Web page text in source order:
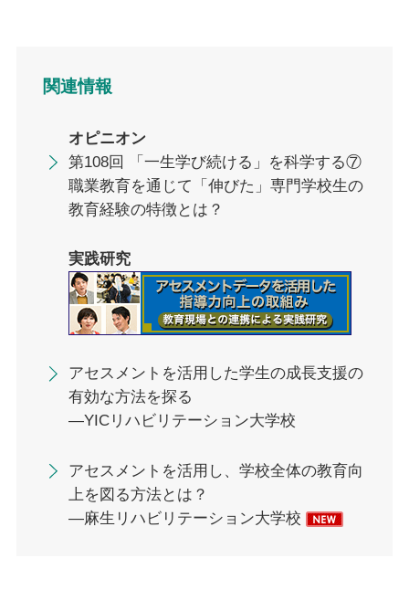
関連情報
オピニオン
第108回 「一生学び続ける」を科学する⑦
職業教育を通じて「伸びた」専門学校生の
教育経験の特徴とは？
実践研究
アセスメントを活用した学生の成長支援の
有効な方法を探る
—YICリハビリテーション大学校
アセスメントを活用し、学校全体の教育向
上を図る方法とは？
—麻生リハビリテーション大学校